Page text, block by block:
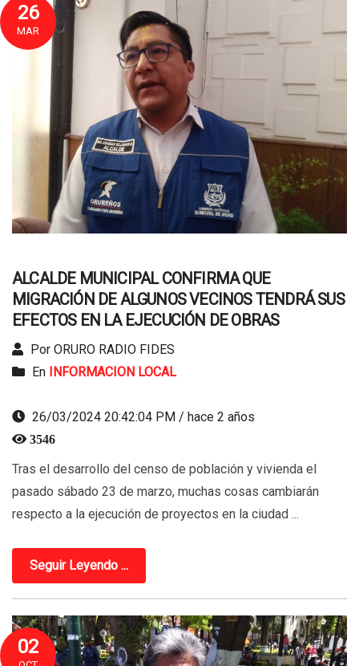
26
MAR
ALCALDE MUNICIPAL CONFIRMA QUE
MIGRACIÓN DE ALGUNOS VECINOS TENDRÁ SUS
EFECTOS EN LA EJECUCIÓN DE OBRAS
Por ORURO RADIO FIDES
En
INFORMACION LOCAL
26/03/2024 20:42:04 PM / hace 2 años
3546
Tras el desarrollo del censo de población y vivienda el
pasado sábado 23 de marzo, muchas cosas cambiarán
respecto a la ejecución de proyectos en la ciudad ...
Seguir Leyendo ...
02